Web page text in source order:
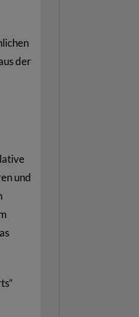
der
und